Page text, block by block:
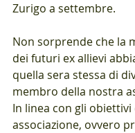
Zurigo a settembre.
Non sorprende che la
dei futuri ex allievi
quella sera stessa di
membro della nostra
In linea con gli
associazione, ovvero